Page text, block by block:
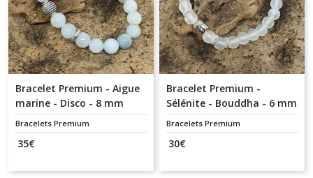
Bracelet Premium - Aigue
marine - Disco - 8 mm
Bracelets Premium
35€
Bracelet Premium -
Sélénite - Bouddha - 6 mm
Bracelets Premium
30€